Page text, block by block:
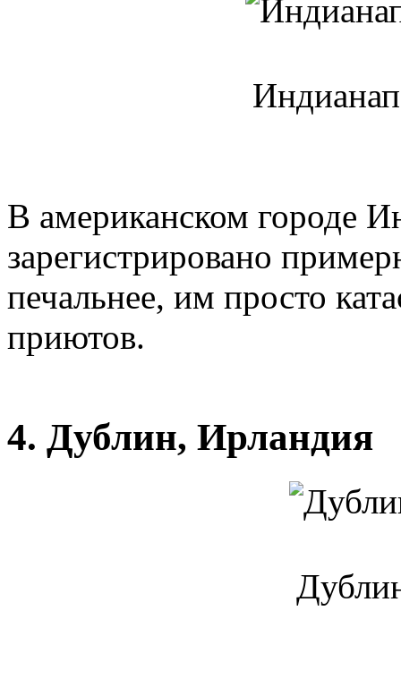
В американском городе
зарегистрировано
печальнее, им просто
приютов.
4. Дублин, Ирландия